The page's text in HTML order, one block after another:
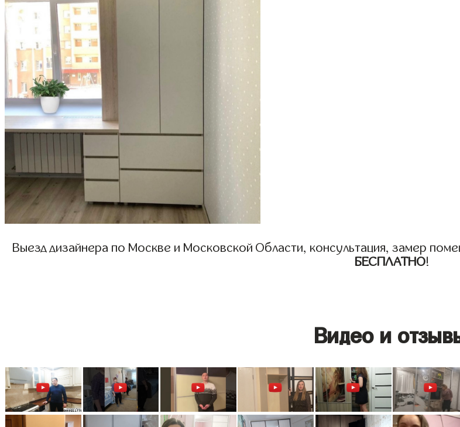
Выезд дизайнера по Москве и Московской Области, консультация, замер
БЕСПЛАТНО!
Видео и